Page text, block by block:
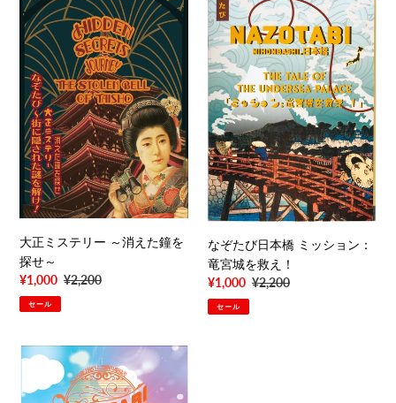
正
ミ
ス
テ
リ
ー
～
消
え
た
鐘
を
探
せ
～
大正ミステリー ～消えた鐘を
探せ～
販
売
価
¥1,000 通
¥2,200
セール
ぞ
た
び
日
本
橋
ミ
ッ
シ
ョ
ン：
竜
宮
城
を
救
え！
なぞたび日本橋 ミッション：
竜宮城を救え！
販
売
¥1,000 通
¥2,200
セール
小
な